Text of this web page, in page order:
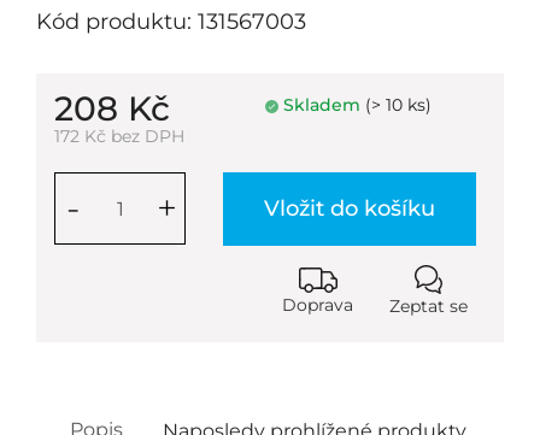
Kód produktu: 131567003
208 Kč
172 Kč bez DPH
Skladem (> 10 ks)
+
- Vložit do košíku
Doprava Zeptat se
Popis